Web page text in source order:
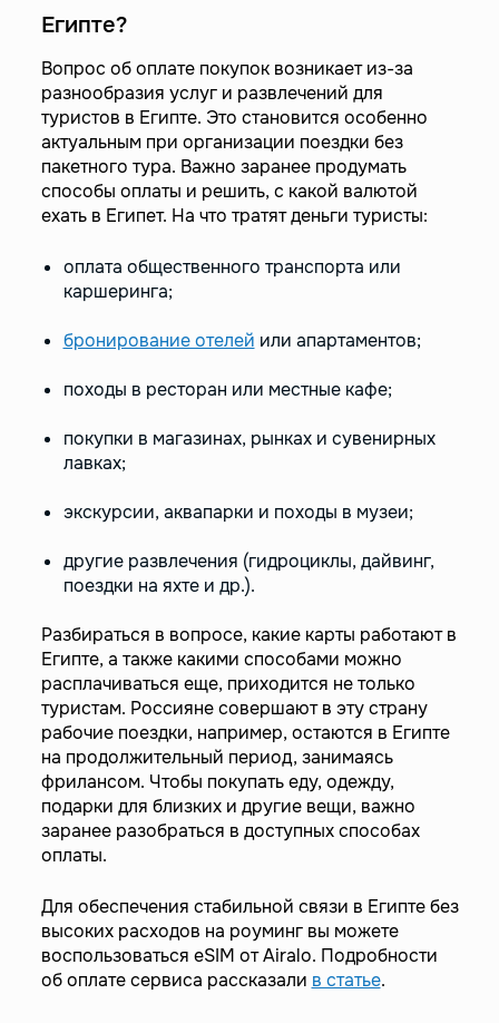
Египте?
Вопрос об оплате покупок возникает из-за
разнообразия услуг и развлечений для
туристов в Египте. Это становится особенно
актуальным при организации поездки без
пакетного тура. Важно заранее продумать
способы оплаты и решить, с какой валютой
ехать в Египет. На что тратят деньги туристы:
оплата общественного транспорта или
каршеринга;
бронирование отелей или апартаментов;
походы в ресторан или местные кафе;
покупки в магазинах, рынках и сувенирных
лавках;
экскурсии, аквапарки и походы в музеи;
другие развлечения (гидроциклы, дайвинг,
поездки на яхте и др.).
Разбираться в вопросе, какие карты работают в
Египте, а также какими способами можно
расплачиваться еще, приходится не только
туристам. Россияне совершают в эту страну
рабочие поездки, например, остаются в Египте
на продолжительный период, занимаясь
фрилансом. Чтобы покупать еду, одежду,
подарки для близких и другие вещи, важно
заранее разобраться в доступных способах
оплаты.
Для обеспечения стабильной связи в Египте без
высоких расходов на роуминг вы можете
воспользоваться eSIM от Airalo. Подробности
об оплате сервиса рассказали в статье.